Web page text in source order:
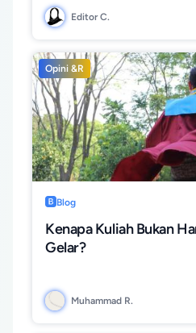
Editor C.
Opini &R
Blog
Kenapa Kuliah Bukan
Gelar?
Muhammad R.